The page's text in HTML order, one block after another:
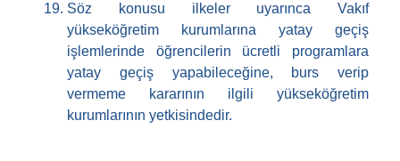
Söz konusu ilkeler uyarınca Vakıf
yükseköğretim kurumlarına yatay geçiş
işlemlerinde öğrencilerin ücretli programlara
yatay geçiş yapabileceğine, burs verip
vermeme kararının ilgili yükseköğretim
kurumlarının yetkisindedir.